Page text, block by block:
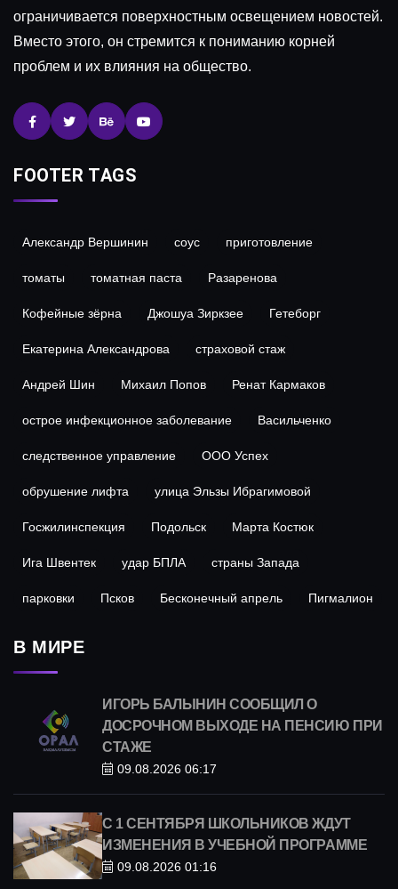
ограничивается поверхностным освещением новостей.
Вместо этого, он стремится к пониманию корней
проблем и их влияния на общество.
FOOTER TAGS
Александр Вершинин соус приготовление
томаты томатная паста Разаренова
Кофейные зёрна Джошуа Зиркзее Гетеборг
Екатерина Александрова страховой стаж
Андрей Шин Михаил Попов Ренат Кармаков
острое инфекционное заболевание Васильченко
следственное управление ООО Успех
обрушение лифта улица Эльзы Ибрагимовой
Госжилинспекция Подольск Марта Костюк
Ига Швентек удар БПЛА страны Запада
парковки Псков Бесконечный апрель Пигмалион
В МИРЕ
ИГОРЬ БАЛЫНИН СООБЩИЛ О
ДОСРОЧНОМ ВЫХОДЕ НА ПЕНСИЮ ПРИ
СТАЖЕ
09.08.2026 06:17
С 1 СЕНТЯБРЯ ШКОЛЬНИКОВ ЖДУТ
ИЗМЕНЕНИЯ В УЧЕБНОЙ ПРОГРАММЕ
09.08.2026 01:16